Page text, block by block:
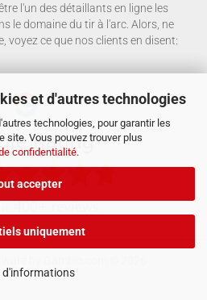
et d'autres technologies
technologies, pour garantir les
site. Vous pouvez trouver plus
confidentialité.
accepter
uniquement
d'informations
l'un des détaillants en ligne les
le domaine du tir à l'arc. Alors, ne
voyez ce que nos clients en disent: